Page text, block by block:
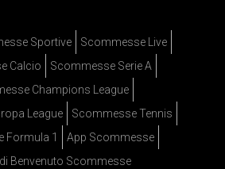
Sportive
Scommesse Live
Calcio
Scommesse Serie A
Champions League
League
Scommesse Tennis
Formula 1
App Scommesse
Benvenuto Scommesse